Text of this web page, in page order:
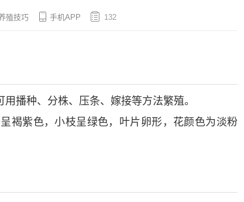
殖技巧 手机APP 132
播种、分株、压条、嫁接等方法繁殖。
褐紫色，小枝呈绿色，叶片卵形，花颜色为淡粉